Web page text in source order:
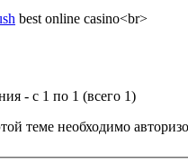
best online casino<br>
- с 1 по 1 (всего 1)
теме необходимо